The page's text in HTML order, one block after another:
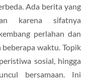
Ada berita yang
karena sifatnya
perlahan dan
waktu. Topik
sosial, hingga
bersamaan. Ini